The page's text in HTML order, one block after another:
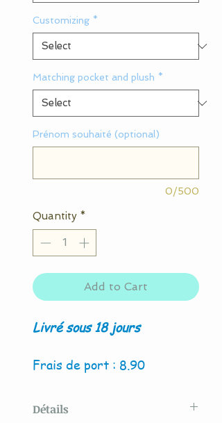
Customizing *
Matching pocket and plush *
Prénom souhaité (optional)
0/500
Quantity *
Add to Cart
Livré sous 18 jours
Frais de port : 8.90
Détails